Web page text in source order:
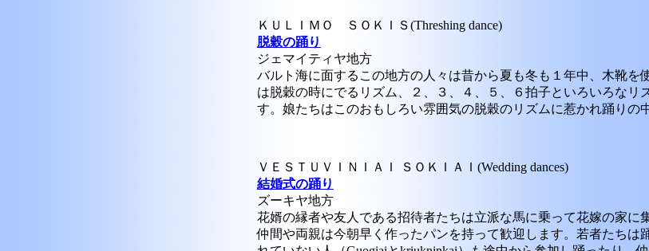
ＫＵＬＩＭＯ ＳＯＫＩＳ(Threshing dance)
脱穀の踊り
ジェマイティヤ地方
バルト海に面するこの地方の人々は昔から夏も冬も１年中、木靴を
は脱穀の時にでるリズム、２、３、４、５、６拍子といろいろなリ
す。娘たちはこのおもしろい雰囲気の脱穀のリズムに惹かれ踊りの
ＶＥＳＴＵＶＩＮＩＡＩ ＳＯＫＩＡＩ(Wedding dances)
結婚式の踊り
ズーキヤ地方
花婿の縁者や友人である招待者たちは立派な馬に乗って花嫁の家に
仲間や両親は今朝早く作ったパンを持って歓迎します。若者たちは